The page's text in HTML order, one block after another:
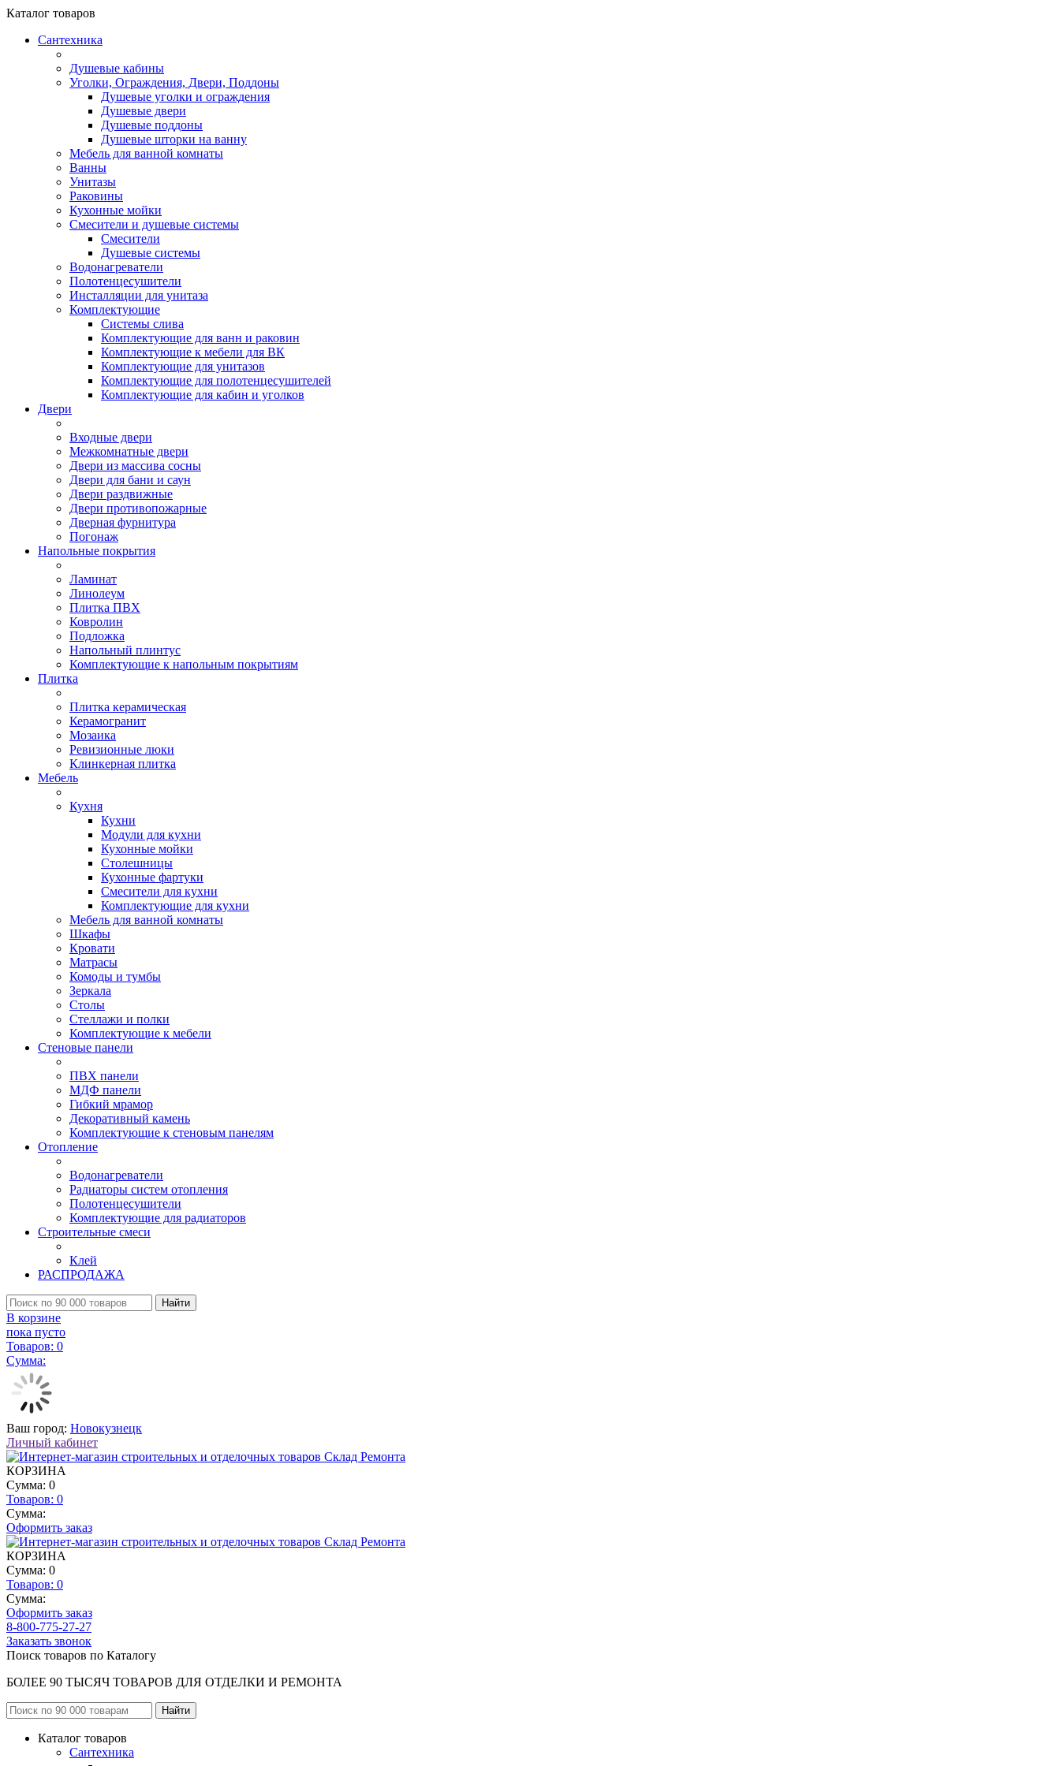
Каталог товаров
Сантехника
Душевые кабины
Уголки, Ограждения, Двери, Поддоны
Душевые уголки и ограждения
Душевые двери
Душевые поддоны
Душевые шторки на ванну
Мебель для ванной комнаты
Ванны
Унитазы
Раковины
Кухонные мойки
Смесители и душевые системы
Смесители
Душевые системы
Водонагреватели
Полотенцесушители
Инсталляции для унитаза
Комплектующие
Системы слива
Комплектующие для ванн и раковин
Комплектующие к мебели для ВК
Комплектующие для унитазов
Комплектующие для полотенцесушителей
Комплектующие для кабин и уголков
Двери
Входные двери
Межкомнатные двери
Двери из массива сосны
Двери для бани и саун
Двери раздвижные
Двери противопожарные
Дверная фурнитура
Погонаж
Напольные покрытия
Ламинат
Линолеум
Плитка ПВХ
Ковролин
Подложка
Напольный плинтус
Комплектующие к напольным покрытиям
Плитка
Плитка керамическая
Керамогранит
Мозаика
Ревизионные люки
Клинкерная плитка
Мебель
Кухня
Кухни
Модули для кухни
Кухонные мойки
Столешницы
Кухонные фартуки
Смесители для кухни
Комплектующие для кухни
Мебель для ванной комнаты
Шкафы
Кровати
Матрасы
Комоды и тумбы
Зеркала
Столы
Стеллажи и полки
Комплектующие к мебели
Стеновые панели
ПВХ панели
МДФ панели
Гибкий мрамор
Декоративный камень
Комплектующие к стеновым панелям
Отопление
Водонагреватели
Радиаторы систем отопления
Полотенцесушители
Комплектующие для радиаторов
Строительные смеси
Клей
РАСПРОДАЖА
Найти
В корзине
пока пусто
Товаров: 0
Сумма:
Ваш город: Новокузнецк
Личный кабинет
КОРЗИНА
Сумма: 0
Товаров: 0
Сумма:
Оформить заказ
КОРЗИНА
Сумма: 0
Товаров: 0
Сумма:
Оформить заказ
8-800-775-27-27
Заказать звонок
Поиск товаров по Каталогу
БОЛЕЕ 90 ТЫСЯЧ ТОВАРОВ ДЛЯ ОТДЕЛКИ И РЕМОНТА
Каталог товаров
Сантехника